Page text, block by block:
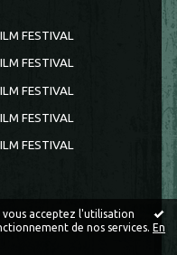
acceptez l'utilisation
de nos services. En
FESTIVAL
FESTIVAL
FESTIVAL
FESTIVAL
FESTIVAL